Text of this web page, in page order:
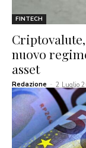
FINTECH
nuovo
asset
Redazione - 2 Luglio